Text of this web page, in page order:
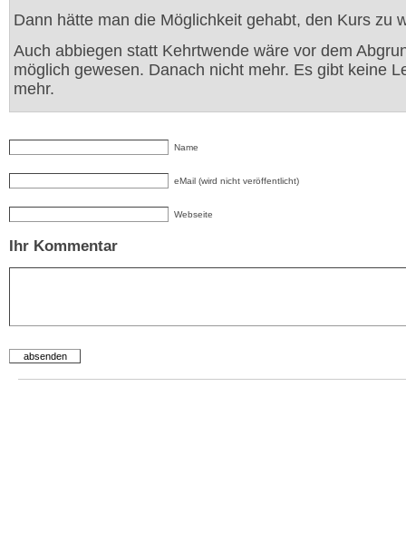
Dann hätte man die Möglichkeit gehabt, den Kurs zu
Auch abbiegen statt Kehrtwende wäre vor dem
möglich gewesen. Danach nicht mehr. Es gibt keine
mehr.
Name
eMail (wird nicht veröffentlicht)
Webseite
Ihr Kommentar